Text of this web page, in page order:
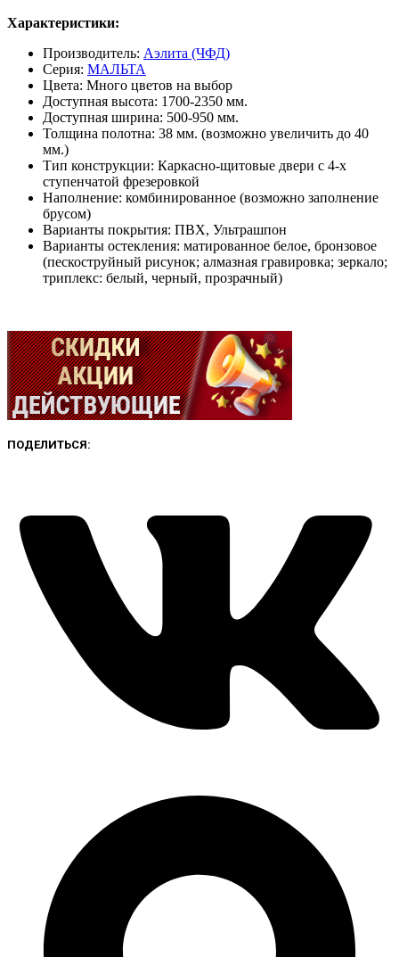
Характеристики:
Производитель: Аэлита (ЧФД)
Серия: МАЛЬТА
Цвета: Много цветов на выбор
Доступная высота: 1700-2350 мм.
Доступная ширина: 500-950 мм.
Толщина полотна: 38 мм. (возможно увеличить до 40
мм.)
Тип конструкции: Каркасно-щитовые двери с 4-х
ступенчатой фрезеровкой
Наполнение: комбинированное (возможно заполнение
брусом)
Варианты покрытия: ПВХ, Ультрашпон
Варианты остекления: матированное белое, бронзовое
(пескоструйный рисунок; алмазная гравировка; зеркало;
триплекс: белый, черный, прозрачный)
ПОДЕЛИТЬСЯ: